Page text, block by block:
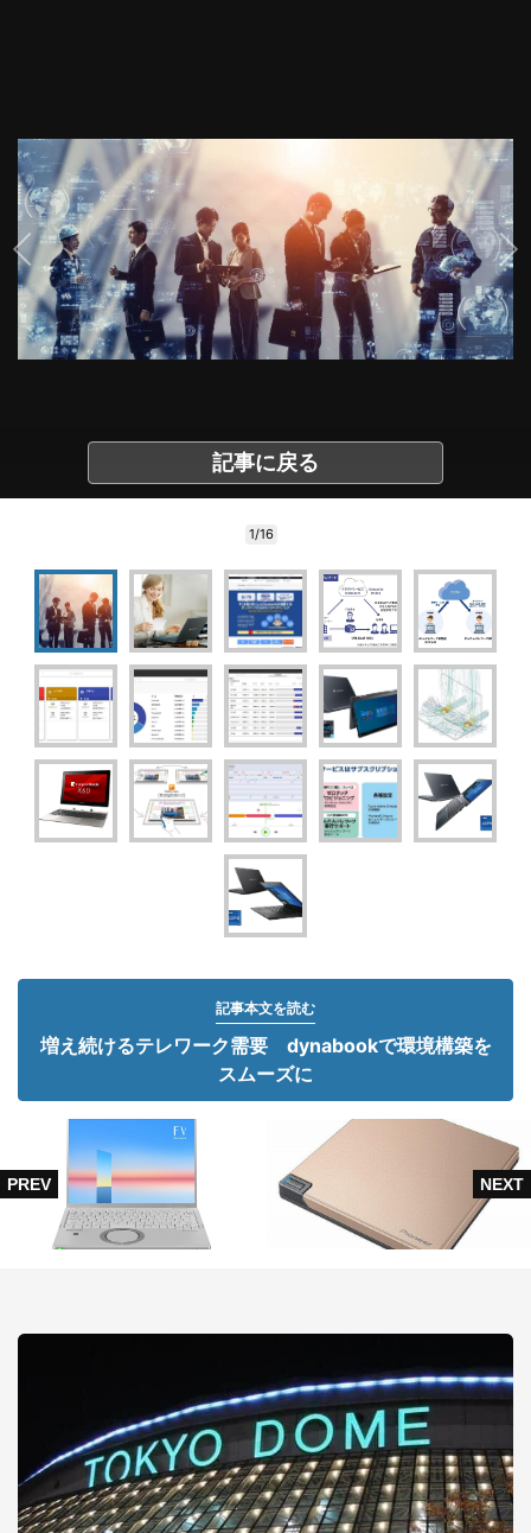
記事に戻る
1/16
記事本文を読む
増え続けるテレワーク需要 dynabookで環境構築を
スムーズに